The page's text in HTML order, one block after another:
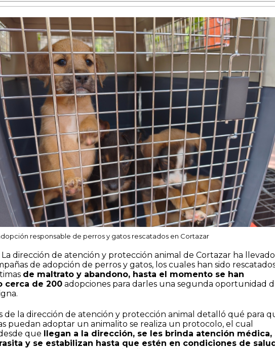
responsable de perros y gatos rescatados en Cortazar
La dirección de atención y protección animal de Cortazar ha
de adopción de perros y gatos, los cuales han sido
de maltrato y abandono, hasta el momento se han
cerca de 200 adopciones para darles una segunda oportunidad
de la dirección de atención y protección animal detalló qué para
puedan adoptar un animalito se realiza un protocolo, el cual
que llegan a la dirección, se les brinda atención médica,
y se estabilizan hasta que estén en condiciones de